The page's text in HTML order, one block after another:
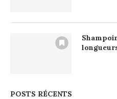
POSTS RÉCENTS